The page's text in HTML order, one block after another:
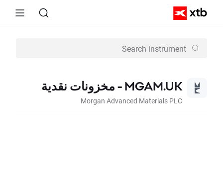
MGAM.UK - مخزونات نقدية
Morgan Advanced Materials PLC